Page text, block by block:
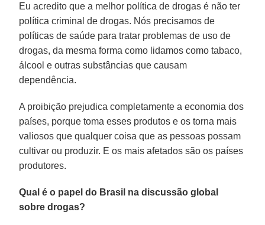
Eu acredito que a melhor política de drogas é não ter
política criminal de drogas. Nós precisamos de
políticas de saúde para tratar problemas de uso de
drogas, da mesma forma como lidamos como tabaco,
álcool e outras substâncias que causam
dependência.
A proibição prejudica completamente a economia dos
países, porque toma esses produtos e os torna mais
valiosos que qualquer coisa que as pessoas possam
cultivar ou produzir. E os mais afetados são os países
produtores.
Qual é o papel do Brasil na discussão global
sobre drogas?